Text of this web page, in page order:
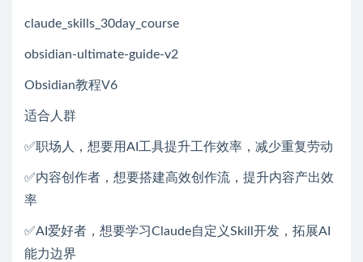
claude_skills_30day_course
obsidian-ultimate-guide-v2
Obsidian教程V6
适合人群
✅职场人，想要用AI工具提升工作效率，减少重复劳动
✅内容创作者，想要搭建高效创作流，提升内容产出效
率
✅AI爱好者，想要学习Claude自定义Skill开发，拓展AI
能力边界